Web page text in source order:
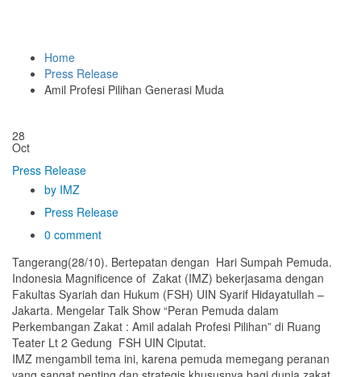
Home
Press Release
Amil Profesi Pilihan Generasi Muda
28
Oct
Press Release
by IMZ
Press Release
0 comment
Tangerang(28/10). Bertepatan dengan Hari Sumpah Pemuda.
Indonesia Magnificence of Zakat (IMZ) bekerjasama dengan
Fakultas Syariah dan Hukum (FSH) UIN Syarif Hidayatullah –
Jakarta. Mengelar Talk Show “Peran Pemuda dalam
Perkembangan Zakat : Amil adalah Profesi Pilihan” di Ruang
Teater Lt 2 Gedung FSH UIN Ciputat.
IMZ mengambil tema ini, karena pemuda memegang peranan